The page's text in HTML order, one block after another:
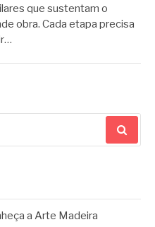
que sustentam o
obra. Cada etapa precisa
a Arte Madeira